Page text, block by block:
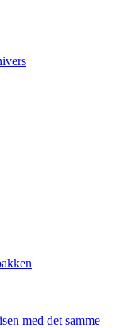
med det samme